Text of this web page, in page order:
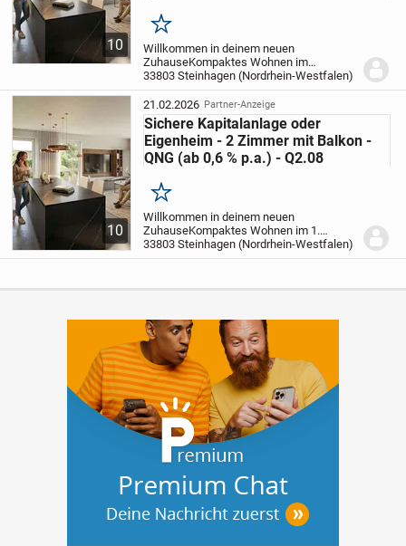
10
Merken
Willkommen in deinem neuen
ZuhauseKompaktes Wohnen im
Erdgeschoss mit privatem Garten &
moderner NeubauqualitätDie Wohnung
wird nach dem QNG-Standard errichtet
und erfüllt damit höchste Anforderun...
33803 Steinhagen (Nordrhein-Westfalen)
10
21.02.2026 Partner-Anzeige
Sichere Kapitalanlage oder
Eigenheim - 2 Zimmer mit Balkon -
QNG (ab 0,6 % p.a.) - Q2.08
Merken
Willkommen in deinem neuen
ZuhauseKompaktes Wohnen im 1.
Obergeschoss mit Balkon & moderner
NeubauqualitätDie Wohnung wird nach
damit höchste Anforderungen...
33803 Steinhagen (Nordrhein-Westfalen)